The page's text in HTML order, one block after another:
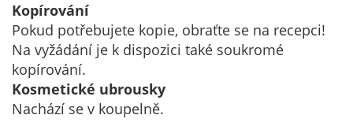
Kopírování
Pokud potřebujete kopie, obraťte se na recepci!
Na vyžádání je k dispozici také soukromé
kopírování.
Kosmetické ubrousky
Nachází se v koupelně.